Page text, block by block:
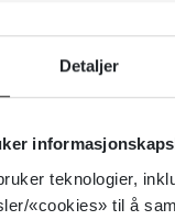
Detaljer
teknologier,
«cookies» til å
27 28